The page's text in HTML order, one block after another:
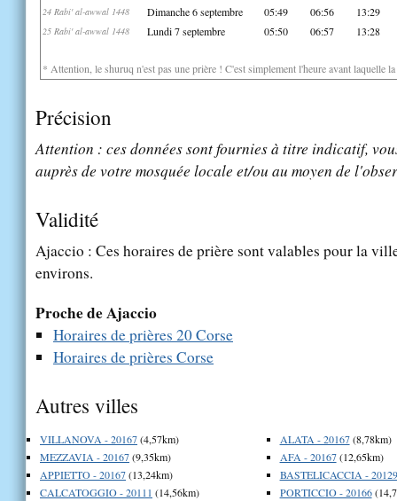
24 Rabi' al-awwal 1448 Dimanche 6 septembre 05:49 06:56 13:29
25 Rabi' al-awwal 1448 Lundi 7 septembre 05:50 06:57 13:28
* Attention, le shuruq n'est pas une prière ! C'est simplement l'heure avant laquelle
Précision
Attention : ces données sont fournies à titre indicatif,
auprès de votre mosquée locale et/ou au moyen de
Validité
Ajaccio : Ces horaires de prière sont valables pour la
environs.
Proche de Ajaccio
Horaires de prières 20 Corse
Horaires de prières Corse
Autres villes
VILLANOVA - 20167(4,57km)
MEZZAVIA - 20167(9,35km)
APPIETTO - 20167(13,24km)
CALCATOGGIO - 20111 (14,56km)
ALATA - 20167(8,78km)
AFA - 20167(12,65km)
BASTELICACCIA - 20129
PORTICCIO - 20166